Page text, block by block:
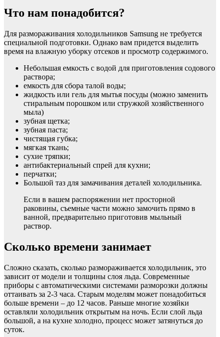
Что нам понадобится?
Для размораживания холодильников Samsung не требуется
специальной подготовки. Однако вам придется выделить
время на влажную уборку отсеков и просмотр содержимого.
Небольшая емкость с водой для приготовления содового
раствора;
емкость для сбора талой воды;
жидкость или гель для мытья посуды (можно заменить
стиральным порошком или стружкой хозяйственного
мыла)
зубная щетка;
зубная паста;
чистящая губка;
мягкая ткань;
сухие тряпки;
антибактериальный спрей для кухни;
перчатки;
Большой таз для замачивания деталей холодильника.
Если в вашем распоряжении нет просторной
раковины, съемные части можно замочить прямо в
ванной, предварительно приготовив мыльный
раствор.
Сколько времени занимает
Сложно сказать, сколько размораживается холодильник, это
зависит от модели и толщины слоя льда. Современные
приборы с автоматическими системами разморозки должны
оттаивать за 2-3 часа. Старым моделям может понадобиться
больше времени – до 12 часов. Раньше многие хозяйки
оставляли холодильник открытым на ночь. Если слой льда
большой, а на кухне холодно, процесс может затянуться до
суток.